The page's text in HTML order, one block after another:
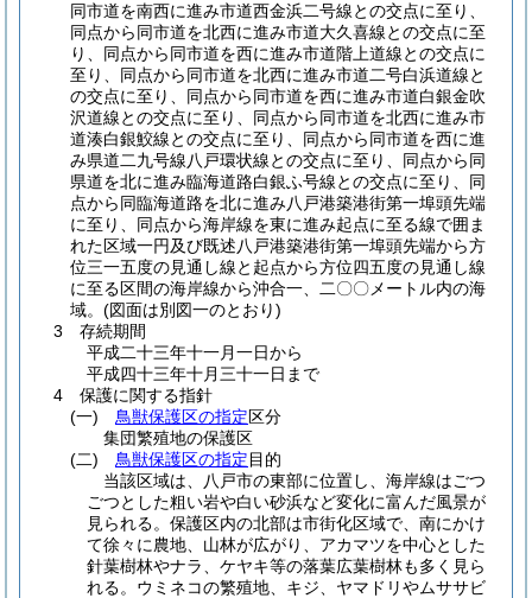
同市道を南西に進み市道西金浜二号線との交点に至り、
同点から同市道を北西に進み市道大久喜線との交点に至
り、同点から同市道を西に進み市道階上道線との交点に
至り、同点から同市道を北西に進み市道二号白浜道線と
の交点に至り、同点から同市道を西に進み市道白銀金吹
沢道線との交点に至り、同点から同市道を北西に進み市
道湊白銀鮫線との交点に至り、同点から同市道を西に進
み県道二九号線八戸環状線との交点に至り、同点から同
県道を北に進み臨海道路白銀ふ号線との交点に至り、同
点から同臨海道路を北に進み八戸港築港街第一埠頭先端
に至り、同点から海岸線を東に進み起点に至る線で囲ま
れた区域一円及び既述八戸港築港街第一埠頭先端から方
位三一五度の見通し線と起点から方位四五度の見通し線
に至る区間の海岸線から沖合一、二〇〇メートル内の海
域。 (図面は別図一のとおり)
3 存続期間
平成二十三年十一月一日から
平成四十三年十月三十一日まで
4 保護に関する指針
(一)
鳥獣保護区の指定区分
集団繁殖地の保護区
(二)
鳥獣保護区の指定目的
当該区域は、八戸市の東部に位置し、海岸線はごつ
ごつとした粗い岩や白い砂浜など変化に富んだ風景が
見られる。保護区内の北部は市街化区域で、南にかけ
て徐々に農地、山林が広がり、アカマツを中心とした
針葉樹林やナラ、ケヤキ等の落葉広葉樹林も多く見ら
れる。ウミネコの繁殖地、キジ、ヤマドリやムササビ